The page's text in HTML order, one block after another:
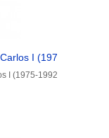
I (1975-1992)
I (1975-1992) Portadilla